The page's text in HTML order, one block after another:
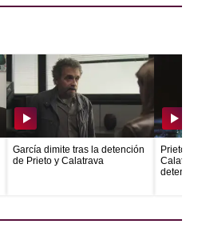
García dimite tras la detención
de Prieto y Calatrava
Prieto